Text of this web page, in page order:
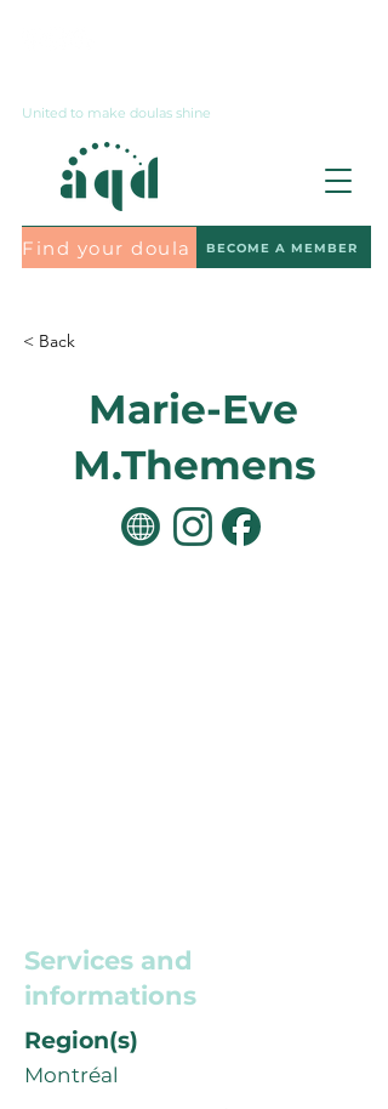
United to make doulas shine
Find your doula BECOME A MEMBER
< Back
Marie-Eve
M.Themens
Services and
informations
Region(s)
Montréal